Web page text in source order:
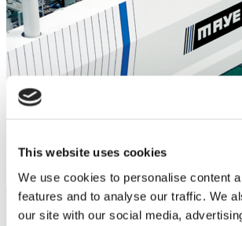
This website uses cookies
We use cookies to personalise content
features and to analyse our traffic. We
our site with our social media,